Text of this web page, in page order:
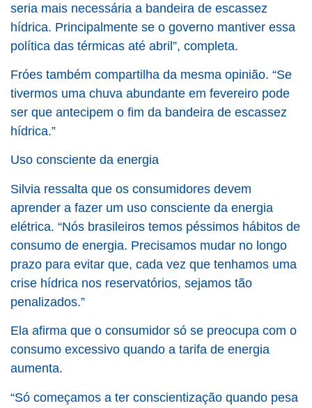
seria mais necessária a bandeira de escassez
hídrica. Principalmente se o governo mantiver essa
política das térmicas até abril”, completa.
Fróes também compartilha da mesma opinião. “Se
tivermos uma chuva abundante em fevereiro pode
ser que antecipem o fim da bandeira de escassez
hídrica.”
Uso consciente da energia
Silvia ressalta que os consumidores devem
aprender a fazer um uso consciente da energia
elétrica. “Nós brasileiros temos péssimos hábitos de
consumo de energia. Precisamos mudar no longo
prazo para evitar que, cada vez que tenhamos uma
crise hídrica nos reservatórios, sejamos tão
penalizados.”
Ela afirma que o consumidor só se preocupa com o
consumo excessivo quando a tarifa de energia
aumenta.
“Só começamos a ter conscientização quando pesa